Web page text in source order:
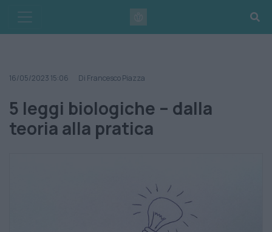
content
16/05/2023 15:06 Di Francesco Piazza
5 leggi biologiche – dalla
teoria alla pratica